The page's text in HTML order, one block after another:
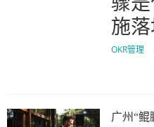
施
OKR管理
广州“鲲